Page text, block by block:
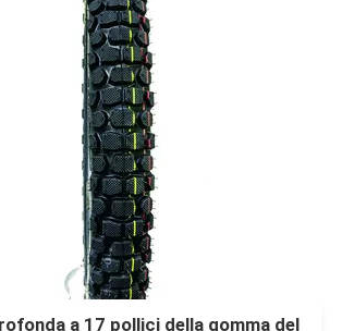
a 17 pollici della gomma del